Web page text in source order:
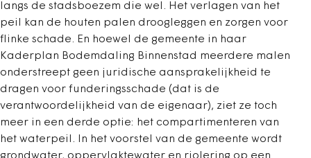
langs de stadsboezem die wel. Het verlagen van het
peil kan de houten palen droogleggen en zorgen voor
flinke schade. En hoewel de gemeente in haar
Kaderplan Bodemdaling Binnenstad meerdere malen
onderstreept geen juridische aansprakelijkheid te
dragen voor funderingsschade (dat is de
verantwoordelijkheid van de eigenaar), ziet ze toch
meer in een derde optie: het compartimenteren van
het waterpeil. In het voorstel van de gemeente wordt